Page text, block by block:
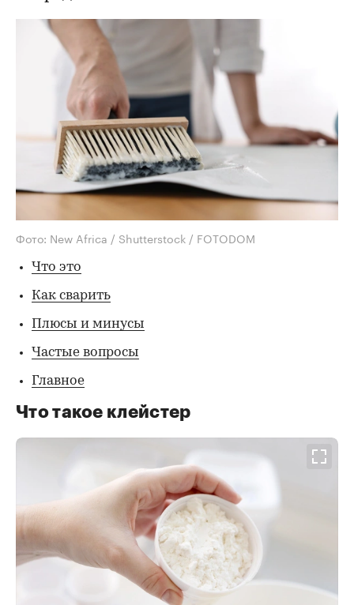
Фото: New Africa / Shutterstock / FOTODOM
Что это
Как сварить
Плюсы и минусы
Частые вопросы
Главное
Что такое клейстер